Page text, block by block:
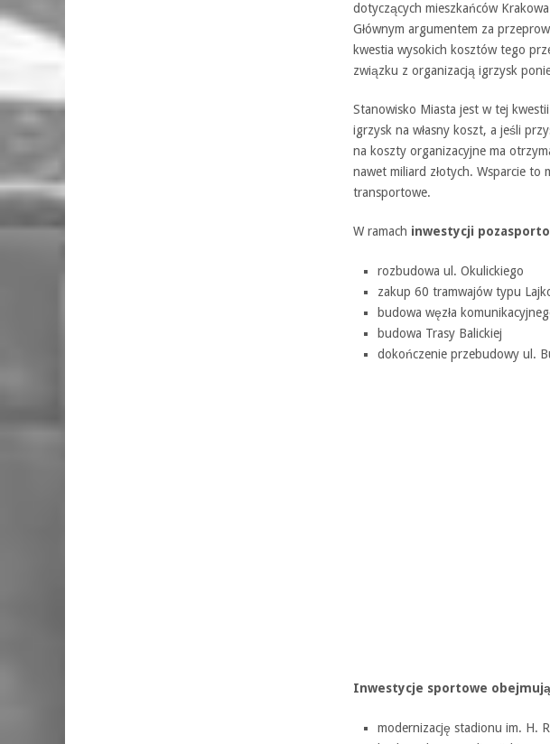
dotyczących mieszkańców
Głównym argumentem za
kwestia wysokich kosztów tego
związku z organizacją igrzysk
Stanowisko Miasta jest w tej
igrzysk na własny koszt, a jeśli
na koszty organizacyjne ma
nawet miliard złotych. Wsparcie to
transportowe.
W ramach inwestycji
rozbudowa ul. Okulickiego
zakup 60 tramwajów typu
budowa węzła
budowa Trasy Balickiej
dokończenie przebudowy ul.
Inwestycje sportowe
modernizację stadionu im. H.